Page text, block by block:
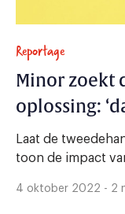
Reportage
Minor zoekt
oplossing:
Laat de
toon de impact
4 oktober 2022 - 2